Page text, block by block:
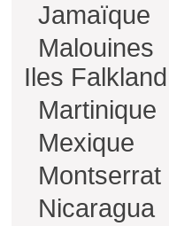
Jamaïque
Malouines
Iles Falkland
Martinique
Mexique
Montserrat
Nicaragua